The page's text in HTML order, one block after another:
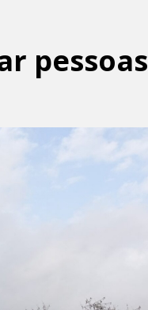
pessoas